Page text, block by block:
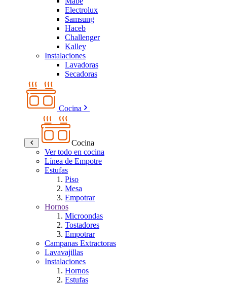
Electrolux
Samsung
Haceb
Challenger
Kalley
Instalaciones
Lavadoras
Secadoras
Cocina
Cocina
Ver todo en cocina
Línea de Empotre
Estufas
Piso
Mesa
Empotrar
Hornos
Microondas
Tostadores
Empotrar
Campanas Extractoras
Lavavajillas
Instalaciones
Hornos
Estufas